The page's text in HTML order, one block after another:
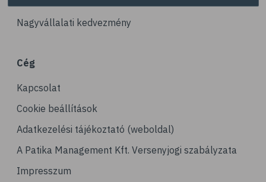
# hajdina
# egészséges étrend
# kenyér
# gabona
Nagyvállalati kedvezmény
Cég
Kapcsolat
Cookie beállítások
Adatkezelési tájékoztató (weboldal)
A Patika Management Kft. Versenyjogi szabályzata
Impresszum